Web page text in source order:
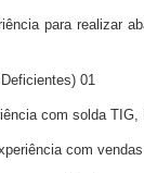
para realizar
01
com solda
com